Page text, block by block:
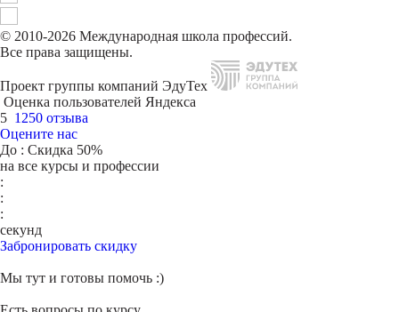
© 2010-2026 Международная школа профессий.
Все права защищены.
Проект группы компаний ЭдуТех
Оценка пользователей Яндекса
5 1250 отзыва
Оцените нас
До : Скидка 50%
на все курсы и профессии
:
:
:
секунд
Забронировать скидку
Мы тут и готовы помочь :)